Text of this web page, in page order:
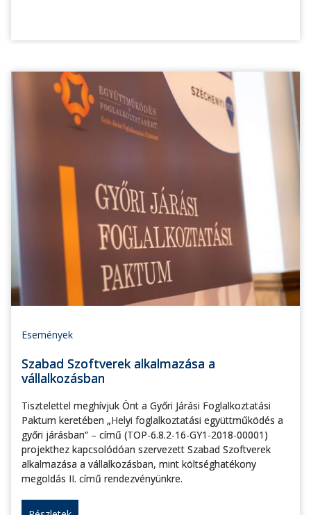
Események
Szabad Szoftverek alkalmazása a
vállalkozásban
Tisztelettel meghívjuk Önt a Győri Járási Foglalkoztatási
Paktum keretében „Helyi foglalkoztatási együttműködés a
győri járásban” – című (TOP-6.8.2-16-GY1-2018-00001)
projekthez kapcsolódóan szervezett Szabad Szoftverek
alkalmazása a vállalkozásban, mint költséghatékony
megoldás II. című rendezvényünkre.